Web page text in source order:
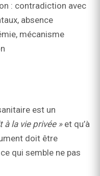
: contradiction avec
absence
mécanisme
est un
la vie privée »et qu’à
doit être
qui semble ne pas